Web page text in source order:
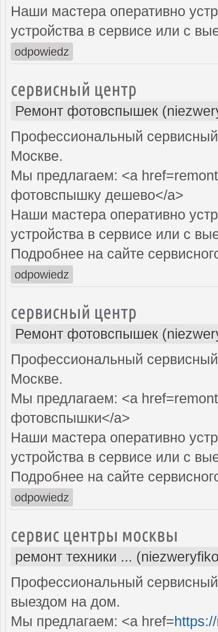
Наши мастера оперативно
устройства в сервисе или с
odpowiedz
сервисный центр
Ремонт фотовспышек
Профессиональный
Москве.
Мы предлагаем: <a
фотовспышку дешево</a>
Наши мастера оперативно
устройства в сервисе или с
Подробнее на сайте
odpowiedz
сервисный центр
Ремонт фотовспышек
Профессиональный
Москве.
Мы предлагаем: <a
фотовспышки</a>
Наши мастера оперативно
устройства в сервисе или с
Подробнее на сайте
odpowiedz
сервис центры москвы
ремонт техники ...
Профессиональный
выездом на дом.
Мы предлагаем: <a href=